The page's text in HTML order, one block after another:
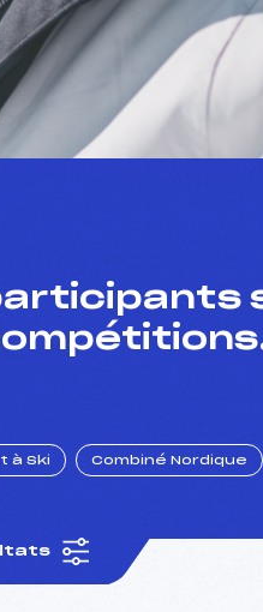
à Ski Combiné Nordique